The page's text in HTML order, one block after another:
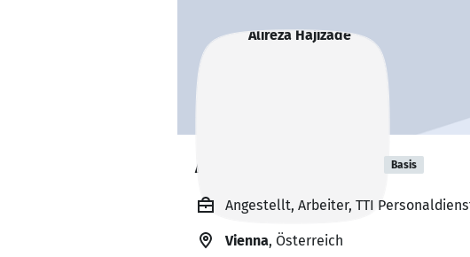
Alireza Hajizade Basis
Angestellt, Arbeiter, TTI
Vienna, Österreich